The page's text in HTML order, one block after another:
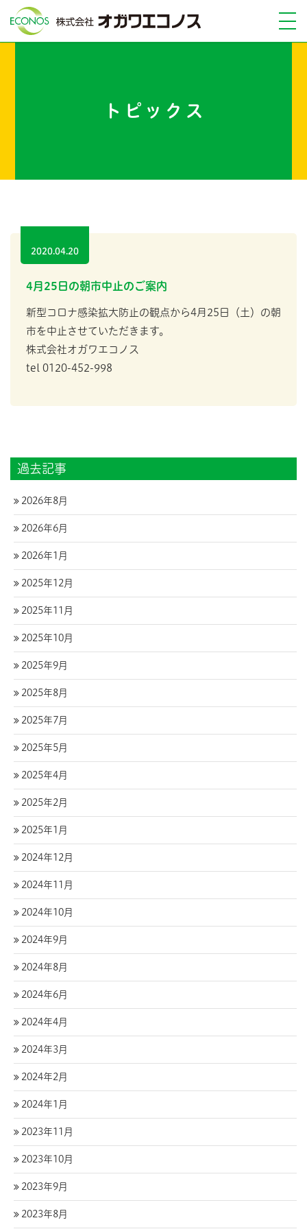
トピックス
2020.04.20
4月25日の朝市中止のご案内
新型コロナ感染拡大防止の観点から4月25日（土）の朝
市を中止させていただきます。
株式会社オガワエコノス
tel 0120-452-998
過去記事
2026年8月
2026年6月
2026年1月
2025年12月
2025年11月
2025年10月
2025年9月
2025年8月
2025年7月
2025年5月
2025年4月
2025年2月
2025年1月
2024年12月
2024年11月
2024年10月
2024年9月
2024年8月
2024年6月
2024年4月
2024年3月
2024年2月
2024年1月
2023年11月
2023年10月
2023年9月
2023年8月